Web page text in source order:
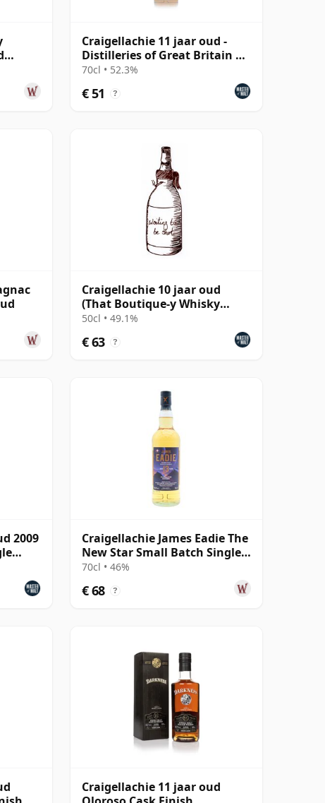
Craigellachie 11 jaar oud -
Distilleries of Great Britain &
Ireland
70cl • 52.3%
€ 51 ?
Craigellachie 10 jaar oud
(That Boutique-y Whisky
Company)
50cl • 49.1%
€ 63 ?
2009
Craigellachie James Eadie The
New Star Small Batch Single
Malt S 2008 13 jaar oud
70cl • 46%
€ 68 ?
Craigellachie 11 jaar oud